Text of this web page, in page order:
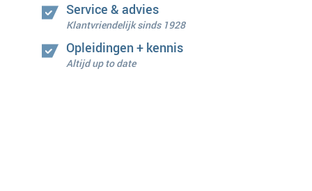
Service & advies
Klantvriendelijk sinds 1928
Opleidingen + kennis
Altijd up to date